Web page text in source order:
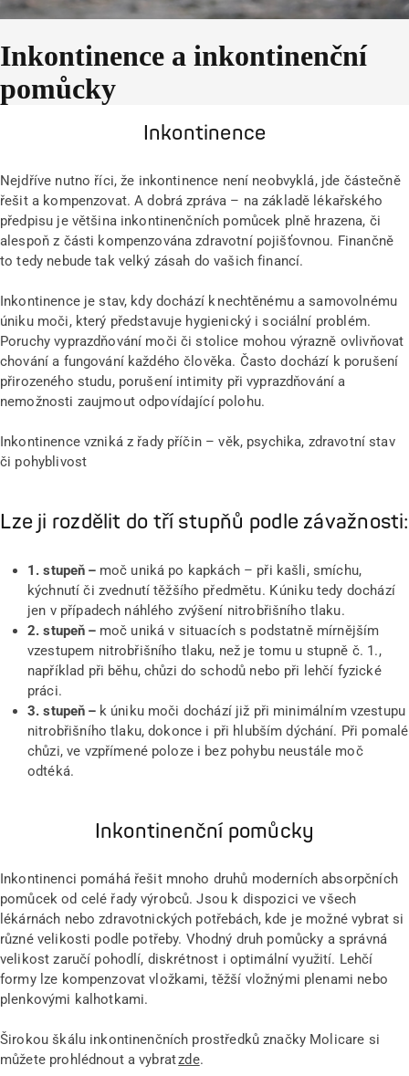
Inkontinence a inkontinenční
pomůcky
Inkontinence
Nejdříve nutno říci, že inkontinence není neobvyklá, jde částečně
řešit a kompenzovat. A dobrá zpráva – na základě lékařského
předpisu je většina inkontinenčních pomůcek plně hrazena, či
alespoň z části kompenzována zdravotní pojišťovnou. Finančně
to tedy nebude tak velký zásah do vašich financí.
Inkontinence je stav, kdy dochází k nechtěnému a samovolnému
úniku moči, který představuje hygienický i sociální problém.
Poruchy vyprazdňování moči či stolice mohou výrazně ovlivňovat
chování a fungování každého člověka. Často dochází k porušení
přirozeného studu, porušení intimity při vyprazdňování a
nemožnosti zaujmout odpovídající polohu.
Inkontinence vzniká z řady příčin – věk, psychika, zdravotní stav
či pohyblivost
Lze ji rozdělit do tří stupňů podle závažnosti:
1. stupeň – moč uniká po kapkách – při kašli, smíchu,
kýchnutí či zvednutí těžšího předmětu. K úniku tedy dochází
jen v případech náhlého zvýšení nitrobřišního tlaku.
2. stupeň – moč uniká v situacích s podstatně mírnějším
vzestupem nitrobřišního tlaku, než je tomu u stupně č. 1.,
například při běhu, chůzi do schodů nebo při lehčí fyzické
práci.
3. stupeň – k úniku moči dochází již při minimálním vzestupu
nitrobřišního tlaku, dokonce i při hlubším dýchání. Při pomalé
chůzi, ve vzpřímené poloze i bez pohybu neustále moč
odtéká.
Inkontinenční pomůcky
Inkontinenci pomáhá řešit mnoho druhů moderních absorpčních
pomůcek od celé řady výrobců. Jsou k dispozici ve všech
lékárnách nebo zdravotnických potřebách, kde je možné vybrat si
různé velikosti podle potřeby. Vhodný druh pomůcky a správná
velikost zaručí pohodlí, diskrétnost i optimální využití. Lehčí
formy lze kompenzovat vložkami, těžší vložnými plenami nebo
plenkovými kalhotkami.
Širokou škálu inkontinenčních prostředků značky Molicare si
můžete prohlédnout a vybratzde.